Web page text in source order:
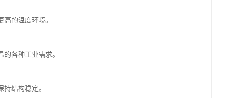
的温度环境。
各种工业需求。
结构稳定。